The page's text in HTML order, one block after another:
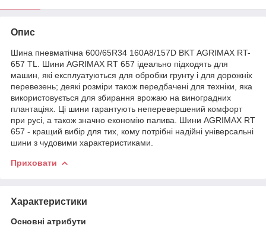
Опис
Шина пневматічна 600/65R34 160A8/157D BKT AGRIMAX RT-
657 TL. Шини AGRIMAX RT 657 ідеально підходять для
машин, які експлуатуються для обробки грунту і для дорожніх
перевезень; деякі розміри також передбачені для техніки, яка
використовується для збирання врожаю на виноградних
плантаціях. Ці шини гарантують неперевершений комфорт
при русі, а також значно економію палива. Шини AGRIMAX RT
657 - кращий вибір для тих, кому потрібні надійні універсальні
шини з чудовими характеристиками.
Приховати
Характеристики
Основні атрибути